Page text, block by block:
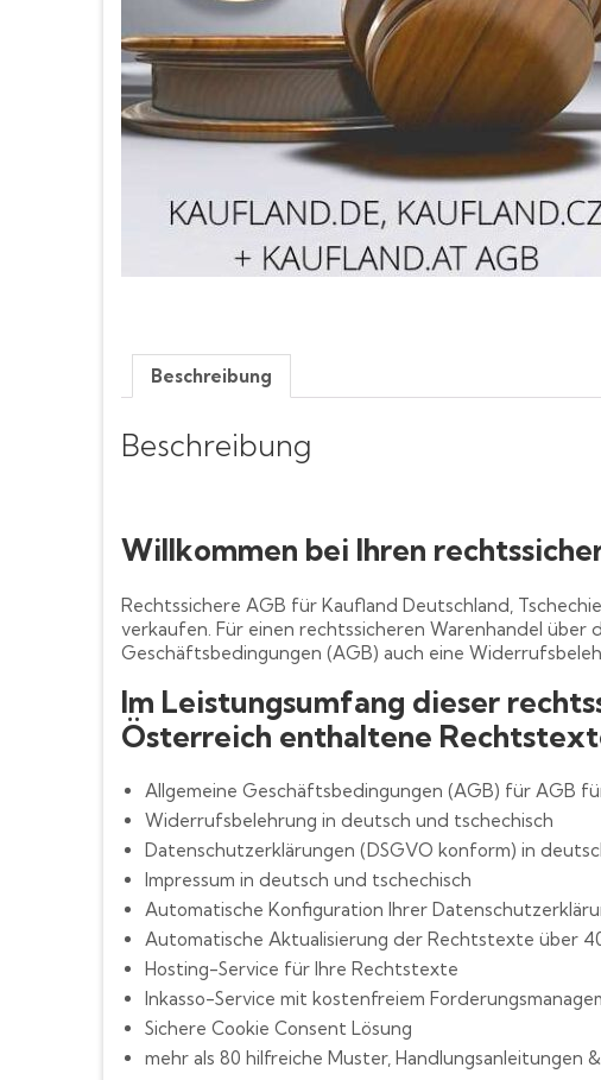
Beschreibung
Beschreibung
Willkommen bei Ihren
Rechtssichere AGB für Kaufland Deutschland,
verkaufen. Für einen rechtssicheren Warenhandel über
Geschäftsbedingungen (AGB) auch eine
Im Leistungsumfang dieser
Österreich enthaltene
Allgemeine Geschäftsbedingungen (AGB) für AGB
Widerrufsbelehrung in deutsch und tschechisch
Datenschutzerklärungen (DSGVO konform) in
Impressum in deutsch und tschechisch
Automatische Konfiguration Ihrer
Automatische Aktualisierung der Rechtstexte über
Hosting-Service für Ihre Rechtstexte
Inkasso-Service mit kostenfreiem
Sichere Cookie Consent Lösung
mehr als 80 hilfreiche Muster, Handlungsanleitungen